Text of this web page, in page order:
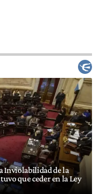
Inviolabilidad de la
que ceder en la Ley